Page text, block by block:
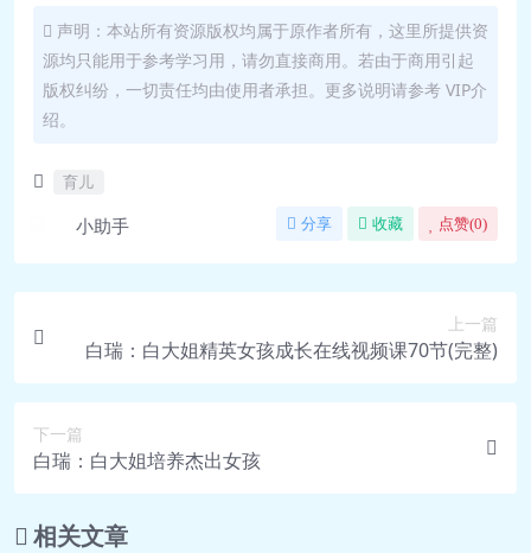
声明：本站所有资源版权均属于原作者所有，这里所提供资
源均只能用于参考学习用，请勿直接商用。若由于商用引起
版权纠纷，一切责任均由使用者承担。更多说明请参考 VIP介
绍。
育儿
小助手 分享 收藏 点赞(0)
上一篇
白瑞：白大姐精英女孩成长在线视频课70节(完整)
下一篇
白瑞：白大姐培养杰出女孩
相关文章